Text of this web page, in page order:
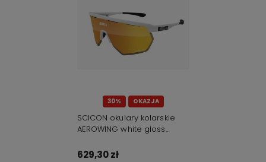
30% OKAZJA
SCICON okulary kolarskie
AEROWING white gloss
629,30 zł